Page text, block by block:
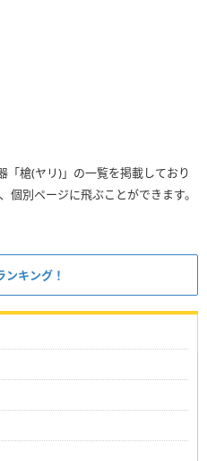
「槍(ヤリ)」の一覧を掲載しており
個別ページに飛ぶことができます。
ンキング！